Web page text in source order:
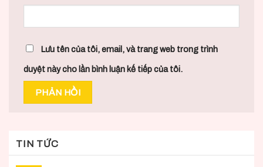
Lưu tên của tôi, email, và trang web trong trình
duyệt này cho lần bình luận kế tiếp của tôi.
TIN TỨC